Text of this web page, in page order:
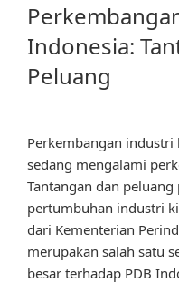
Indonesia:
Peluang
Perkembangan
sedang mengalami
Tantangan dan
pertumbuhan industri
dari Kementerian
merupakan salah satu
besar terhadap PDB